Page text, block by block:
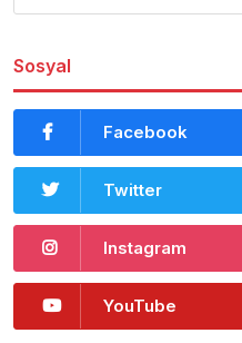
Sosyal
Facebook
Twitter
Instagram
YouTube